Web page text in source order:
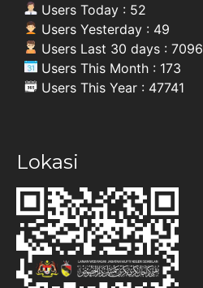
Users Today : 52
Users Yesterday : 49
Users Last 30 days : 7096
Users This Month : 173
Users This Year : 47741
Lokasi